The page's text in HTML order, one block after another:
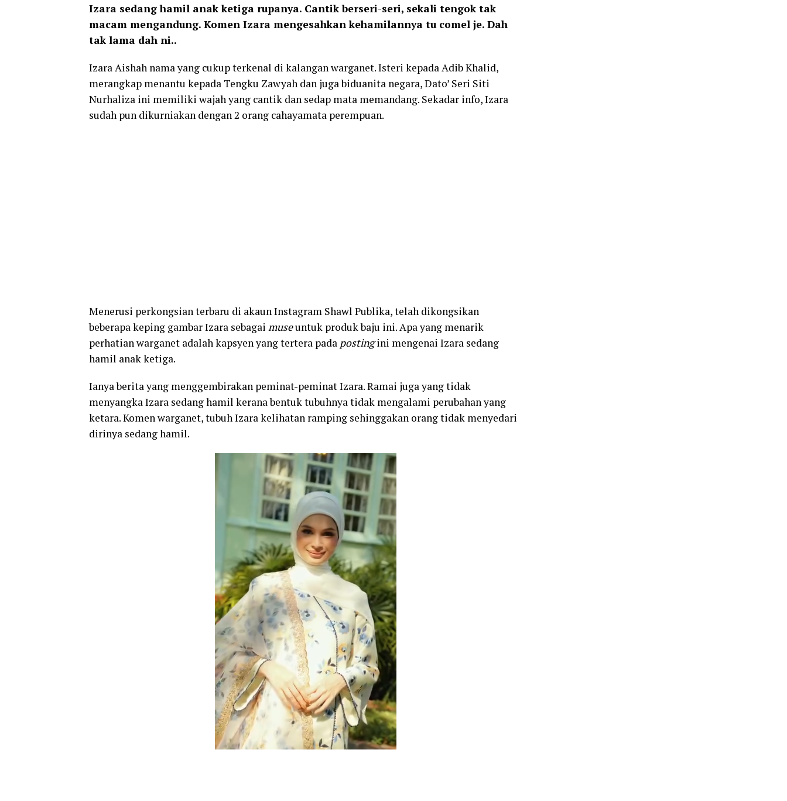
Izara sedang hamil anak ketiga rupanya. Cantik berseri-seri, sekali tengok tak
macam mengandung. Komen Izara mengesahkan kehamilannya tu comel je. Dah
tak lama dah ni..
Izara Aishah nama yang cukup terkenal di kalangan warganet. Isteri kepada Adib Khalid,
merangkap menantu kepada Tengku Zawyah dan juga biduanita negara, Dato’ Seri Siti
Nurhaliza ini memiliki wajah yang cantik dan sedap mata memandang. Sekadar info, Izara
sudah pun dikurniakan dengan 2 orang cahayamata perempuan.
Menerusi perkongsian terbaru di akaun Instagram Shawl Publika, telah dikongsikan
beberapa keping gambar Izara sebagai museuntuk produk baju ini. Apa yang menarik
perhatian warganet adalah kapsyen yang tertera pada postingini mengenai Izara sedang
hamil anak ketiga.
Ianya berita yang menggembirakan peminat-peminat Izara. Ramai juga yang tidak
menyangka Izara sedang hamil kerana bentuk tubuhnya tidak mengalami perubahan yang
ketara. Komen warganet, tubuh Izara kelihatan ramping sehinggakan orang tidak menyedari
dirinya sedang hamil.